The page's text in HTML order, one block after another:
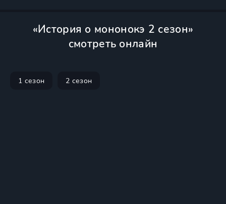
«История о мононокэ 2 сезон»
смотреть онлайн
1 сезон 2 сезон